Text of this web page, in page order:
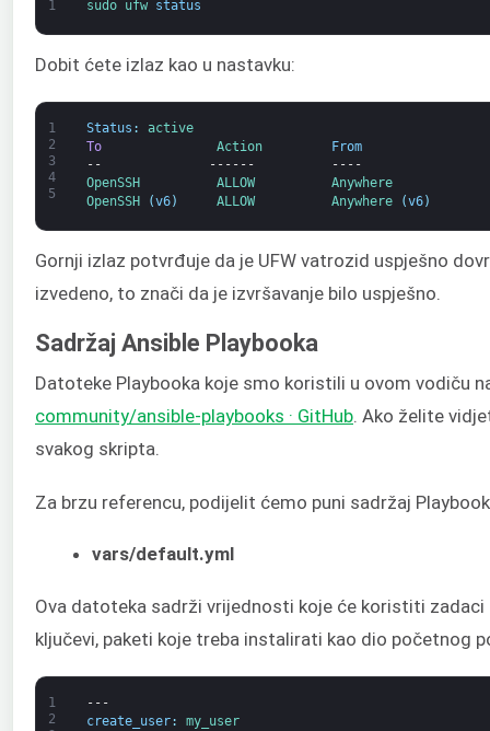
1 sudo ufw status
Dobit ćete izlaz kao u nastavku:
1
2
3
4
5
Status :
active
To
Action
From
--
------
----
OpenSSH ALLOW Anywhere
OpenSSH
(v6) ALLOW Anywhere (v6)
Gornji izlaz potvrđuje da je UFW vatrozid uspješno
izvedeno, to znači da je izvršavanje bilo uspješno.
Sadržaj Ansible Playbooka
Datoteke Playbooka koje smo koristili u ovom vodiču
community/ansible-playbooks · GitHub. Ako želite
svakog skripta.
Za brzu referencu, podijelit ćemo puni sadržaj
vars/default.yml
Ova datoteka sadrži vrijednosti koje će koristiti zadaci
ključevi, paketi koje treba instalirati kao dio početnog
1
2
---
create_user:
my_user